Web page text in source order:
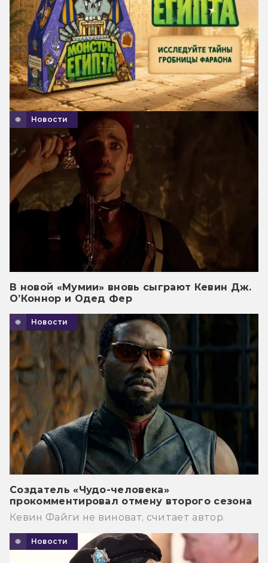
Новости
В новой «Мумии» вновь сыграют Кевин Дж.
О’Коннор и Одед Фер
Новости
Создатель «Чудо-человека»
прокомментировал отмену второго сезона
Кевин Файги не виноват, считает автор.
Новости